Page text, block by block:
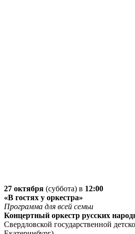
27 октября (суббота) в 12:00
«В гостях у оркестра»
Программа для всей семьи
Концертный оркестр русских
Свердловской государственной